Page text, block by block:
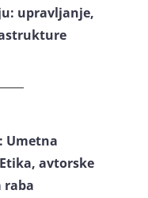
upravljanje,
Umetna
avtorske
raba